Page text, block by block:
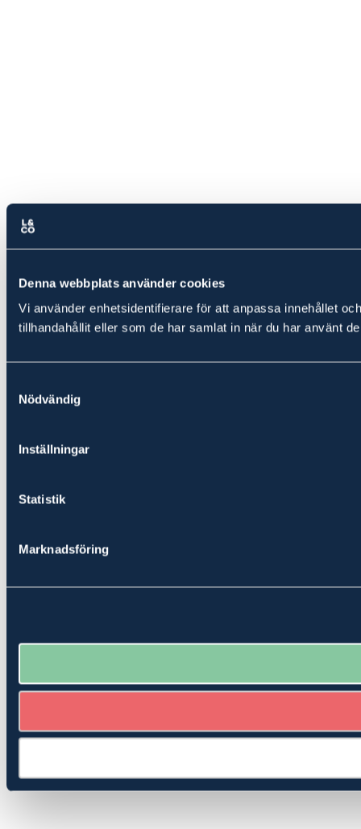
Denna webbplats använder cookies
Vi använder enhetsidentifierare för att anpassa innehållet
tillhandahållit eller som de har samlat in när du har använt
Nödvändig
Inställningar
Statistik
Marknadsföring